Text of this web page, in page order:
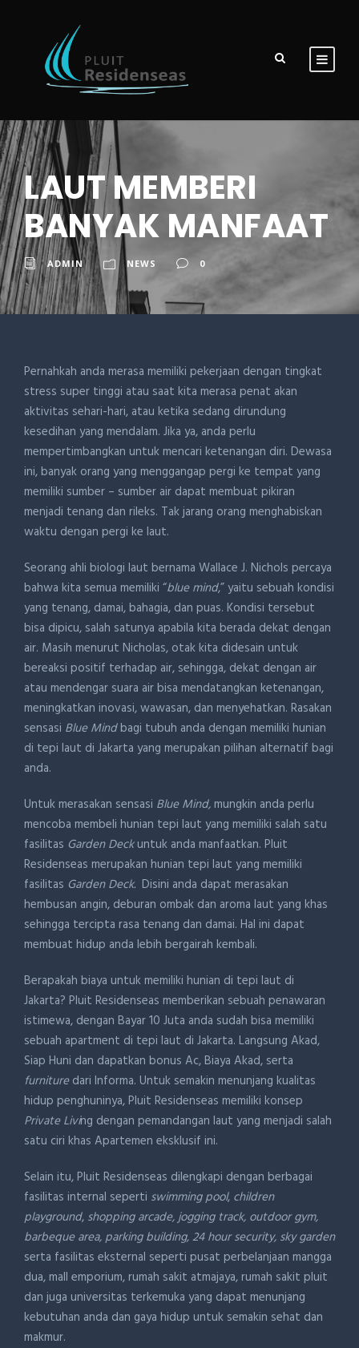
LAUT MEMBERI
BANYAK MANFAAT
ADMIN NEWS 0
Pernahkah anda merasa memiliki pekerjaan dengan tingkat
stress super tinggi atau saat kita merasa penat akan
aktivitas sehari-hari, atau ketika sedang dirundung
kesedihan yang mendalam. Jika ya, anda perlu
mempertimbangkan untuk mencari ketenangan diri. Dewasa
ini, banyak orang yang menggangap pergi ke tempat yang
memiliki sumber – sumber air dapat membuat pikiran
menjadi tenang dan rileks. Tak jarang orang menghabiskan
waktu dengan pergi ke laut.
Seorang ahli biologi laut bernama Wallace J. Nichols percaya
bahwa kita semua memiliki “blue mind,” yaitu sebuah kondisi
yang tenang, damai, bahagia, dan puas. Kondisi tersebut
bisa dipicu, salah satunya apabila kita berada dekat dengan
air. Masih menurut Nicholas, otak kita didesain untuk
bereaksi positif terhadap air, sehingga, dekat dengan air
atau mendengar suara air bisa mendatangkan ketenangan,
meningkatkan inovasi, wawasan, dan menyehatkan. Rasakan
sensasi Blue Mindbagi tubuh anda dengan memiliki hunian
di tepi laut di Jakarta yang merupakan pilihan alternatif bagi
anda.
Untuk merasakan sensasi Blue Mind, mungkin anda perlu
mencoba membeli hunian tepi laut yang memiliki salah satu
fasilitas Garden Deckuntuk anda manfaatkan. Pluit
Residenseas merupakan hunian tepi laut yang memiliki
fasilitas Garden Deck. Disini anda dapat merasakan
hembusan angin, deburan ombak dan aroma laut yang khas
sehingga tercipta rasa tenang dan damai. Hal ini dapat
membuat hidup anda lebih bergairah kembali.
Berapakah biaya untuk memiliki hunian di tepi laut di
Jakarta? Pluit Residenseas memberikan sebuah penawaran
istimewa, dengan Bayar 10 Juta anda sudah bisa memiliki
sebuah apartment di tepi laut di Jakarta. Langsung Akad,
Siap Huni dan dapatkan bonus Ac, Biaya Akad, serta
furnituredari Informa. Untuk semakin menunjang kualitas
hidup penghuninya, Pluit Residenseas memiliki konsep
Private Living dengan pemandangan laut yang menjadi salah
satu ciri khas Apartemen eksklusif ini.
Selain itu, Pluit Residenseas dilengkapi dengan berbagai
fasilitas internal seperti swimming pool, children
playground, shopping arcade, jogging track, outdoor gym,
barbeque area, parking building, 24 hour security, sky garden
serta fasilitas eksternal seperti pusat perbelanjaan mangga
dua, mall emporium, rumah sakit atmajaya, rumah sakit pluit
dan juga universitas terkemuka yang dapat menunjang
kebutuhan anda dan gaya hidup untuk semakin sehat dan
makmur.